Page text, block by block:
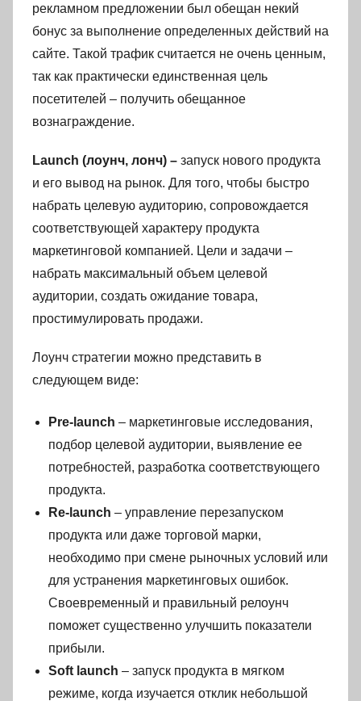
рекламном предложении был обещан некий
бонус за выполнение определенных действий на
сайте. Такой трафик считается не очень ценным,
так как практически единственная цель
посетителей – получить обещанное
вознаграждение.
Launch (лоунч, лонч) – запуск нового продукта
и его вывод на рынок. Для того, чтобы быстро
набрать целевую аудиторию, сопровождается
соответствующей характеру продукта
маркетинговой компанией. Цели и задачи –
набрать максимальный объем целевой
аудитории, создать ожидание товара,
простимулировать продажи.
Лоунч стратегии можно представить в
следующем виде:
Pre-launch – маркетинговые исследования,
подбор целевой аудитории, выявление ее
потребностей, разработка соответствующего
продукта.
Re-launch – управление перезапуском
продукта или даже торговой марки,
необходимо при смене рыночных условий или
для устранения маркетинговых ошибок.
Своевременный и правильный релоунч
поможет существенно улучшить показатели
прибыли.
Soft launch – запуск продукта в мягком
режиме, когда изучается отклик небольшой